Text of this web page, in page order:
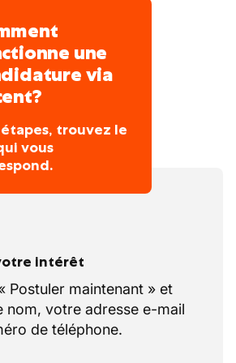
une
via
étapes, trouvez le
vous
intérêt
Postuler maintenant » et
nom, votre adresse e-mail
de téléphone.